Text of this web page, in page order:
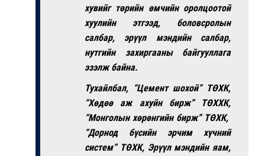
хувийг төрийн өмчийн оролцоотой
хуулийн этгээд, боловсролын
салбар, эрүүл мэндийн салбар,
нутгийн захиргааны байгууллага
эзэлж байна.
Тухайлбал, “Цемент шохой” ТӨХК,
“Хөдөө аж ахуйн бирж” ТӨХХК,
“Монголын хөрөнгийн бирж” ТӨХК,
“Дорнод бүсийн эрчим хүчний
систем” ТӨХК, Эрүүл мэндийн яам,